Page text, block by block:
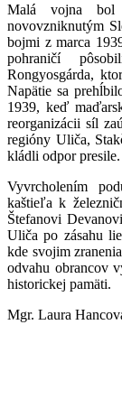
Malá vojna bol
novovzniknutým
bojmi z marca
pohraničí
Rongyosgárda,
Napätie sa
1939, keď
reorganizácii síl
regióny Uliča,
kládli odpor presile.
Vyvrcholením
kaštieľa k
Štefanovi
Uliča po zásahu
kde svojim
odvahu obrancov
historickej pamäti.
Mgr. Laura